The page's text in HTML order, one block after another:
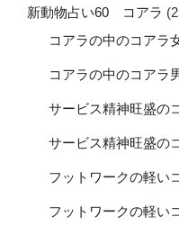
新動物占い60 コアラ
コアラの中のコアラ
コアラの中のコアラ
サービス精神旺盛の
サービス精神旺盛の
フットワークの軽い
フットワークの軽い